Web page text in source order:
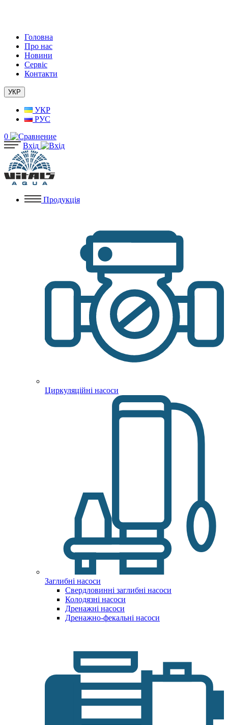
Головна
Про нас
Новини
Сервіс
Контакти
УКР
УКР
РУС
0
Вхід
Продукція
Циркуляційні насоси
Заглибні насоси
Свердловинні заглибні насоси
Колодязні насоси
Дренажні насоси
Дренажно-фекальні насоси